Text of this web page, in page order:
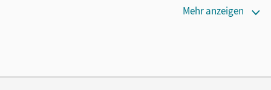
Mehr anzeigen